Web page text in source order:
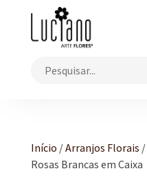
Início /Arranjos Florais /
Rosas Brancas em Caixa